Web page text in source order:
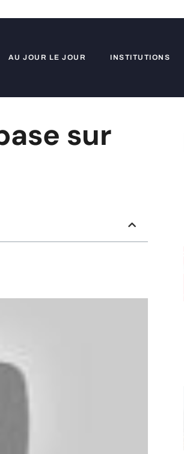
AU JOUR LE JOUR INSTITUTIONS
sur